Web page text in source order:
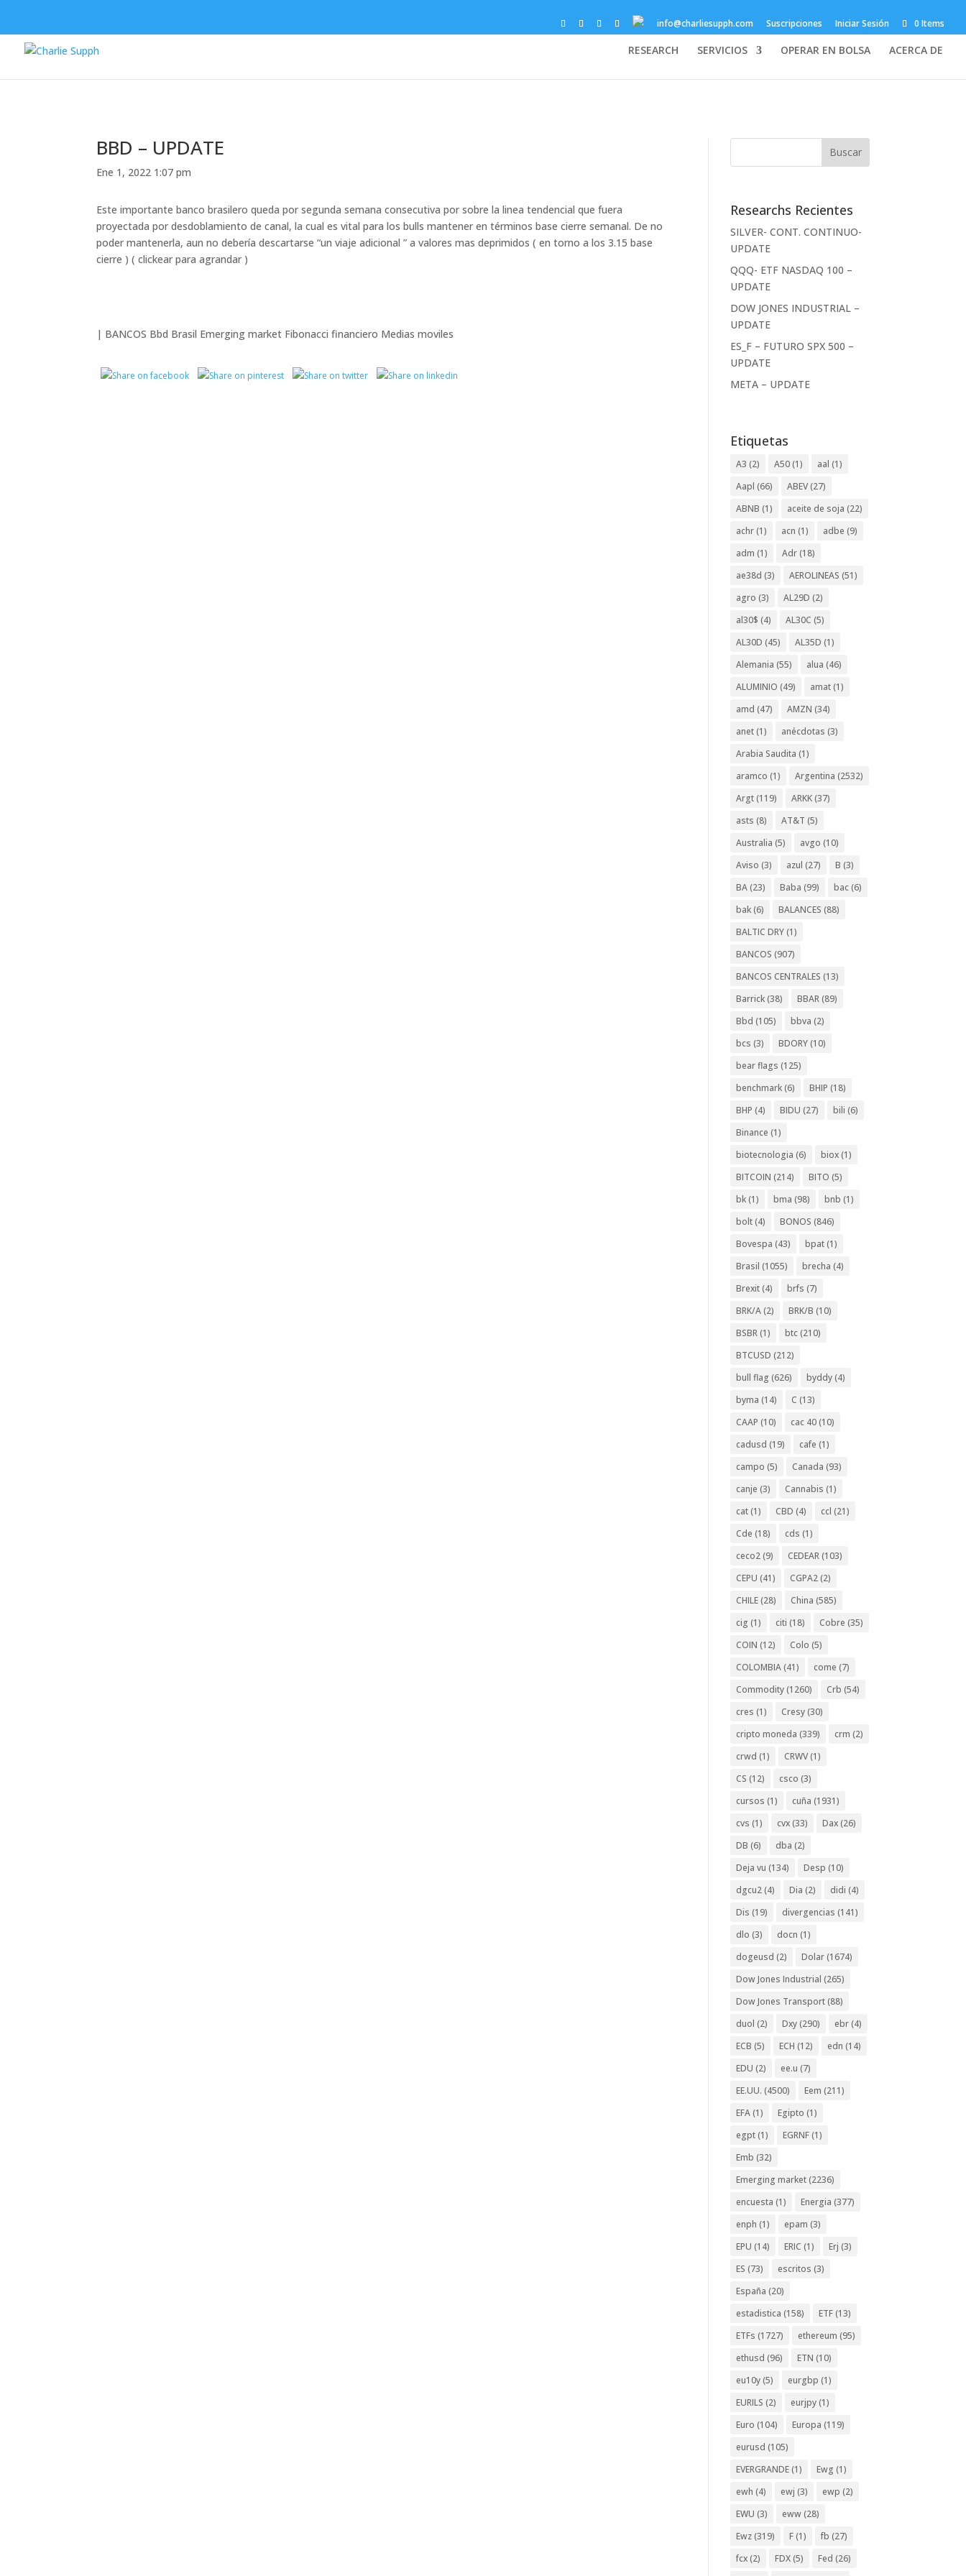
info@charliesupph.com Suscripciones Iniciar Sesión 0 Items
RESEARCH SERVICIOS OPERAR EN BOLSA ACERCA DE
BBD – UPDATE
Ene 1, 2022 1:07 pm
Este importante banco brasilero queda por segunda semana consecutiva por sobre la linea tendencial que fuera
proyectada por desdoblamiento de canal, la cual es vital para los bulls mantener en términos base cierre semanal. De no
poder mantenerla, aun no debería descartarse “un viaje adicional ” a valores mas deprimidos ( en torno a los 3.15 base
cierre ) ( clickear para agrandar )
| BANCOS Bbd Brasil Emerging market Fibonacci financiero Medias moviles
Researchs Recientes
SILVER- CONT. CONTINUO-
UPDATE
QQQ- ETF NASDAQ 100 –
UPDATE
DOW JONES INDUSTRIAL –
UPDATE
ES_F – FUTURO SPX 500 –
UPDATE
META – UPDATE
Etiquetas
A3 (2) A50 (1) aal (1)
Aapl (66) ABEV (27)
ABNB (1) aceite de soja (22)
achr (1) acn (1) adbe (9)
adm (1) Adr (18)
ae38d (3) AEROLINEAS (51)
agro (3) AL29D (2)
al30$ (4) AL30C (5)
AL30D (45) AL35D (1)
Alemania (55) alua (46)
ALUMINIO (49) amat (1)
amd (47) AMZN (34)
anet (1) anécdotas (3)
Arabia Saudita (1)
aramco (1) Argentina (2532)
Argt (119) ARKK (37)
asts (8) AT&T (5)
Australia (5) avgo (10)
Aviso (3) azul (27) B (3)
BA (23) Baba (99) bac (6)
bak (6) BALANCES (88)
BALTIC DRY (1)
BANCOS (907)
BANCOS CENTRALES (13)
Barrick (38) BBAR (89)
Bbd (105) bbva (2)
bcs (3) BDORY (10)
bear flags (125)
benchmark (6) BHIP (18)
BHP (4) BIDU (27) bili (6)
Binance (1)
biotecnologia (6) biox (1)
BITCOIN (214) BITO (5)
bk (1) bma (98) bnb (1)
bolt (4) BONOS (846)
Bovespa (43) bpat (1)
Brasil (1055) brecha (4)
Brexit (4) brfs (7)
BRK/A (2) BRK/B (10)
BSBR (1) btc (210)
BTCUSD (212)
bull flag (626) byddy (4)
byma (14) C (13)
CAAP (10) cac 40 (10)
cadusd (19) cafe (1)
campo (5) Canada (93)
canje (3) Cannabis (1)
cat (1) CBD (4) ccl (21)
Cde (18) cds (1)
ceco2 (9) CEDEAR (103)
CEPU (41) CGPA2 (2)
CHILE (28) China (585)
cig (1) citi (18) Cobre (35)
COIN (12) Colo (5)
COLOMBIA (41) come (7)
Commodity (1260) Crb (54)
cres (1) Cresy (30)
cripto moneda (339) crm (2)
crwd (1) CRWV (1)
CS (12) csco (3)
cursos (1) cuña (1931)
cvs (1) cvx (33) Dax (26)
DB (6) dba (2)
Deja vu (134) Desp (10)
dgcu2 (4) Dia (2) didi (4)
Dis (19) divergencias (141)
dlo (3) docn (1)
dogeusd (2) Dolar (1674)
Dow Jones Industrial (265)
Dow Jones Transport (88)
duol (2) Dxy (290) ebr (4)
ECB (5) ECH (12) edn (14)
EDU (2) ee.u (7)
EE.UU. (4500) Eem (211)
EFA (1) Egipto (1)
egpt (1) EGRNF (1)
Emb (32)
Emerging market (2236)
encuesta (1) Energia (377)
enph (1) epam (3)
EPU (14) ERIC (1) Erj (3)
ES (73) escritos (3)
España (20)
estadistica (158) ETF (13)
ETFs (1727) ethereum (95)
ethusd (96) ETN (10)
eu10y (5) eurgbp (1)
EURILS (2) eurjpy (1)
Euro (104) Europa (119)
eurusd (105)
EVERGRANDE (1) Ewg (1)
ewh (4) ewj (3) ewp (2)
EWU (3) eww (28)
Ewz (319) F (1) fb (27)
fcx (2) FDX (5) Fed (26)